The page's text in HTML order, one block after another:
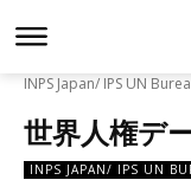
INPS Japan/ IPS UN
世界人権デ
INPS JAPAN/ IPS UN